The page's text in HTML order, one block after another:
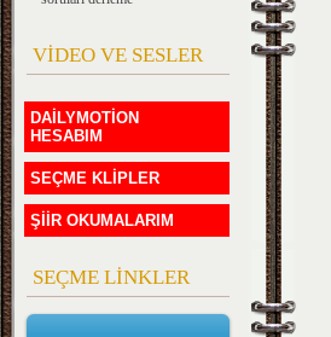
VİDEO VE SESLER
DAİLYMOTİON
HESABIM
SEÇME KLİPLER
ŞİİR OKUMALARIM
SEÇME LİNKLER